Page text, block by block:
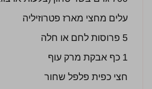
עלים מחצי מארז פטרוזיליה
5 פרוסות לחם או חלה
1 כף אבקת מרק עוף
חצי כפית פלפל שחור